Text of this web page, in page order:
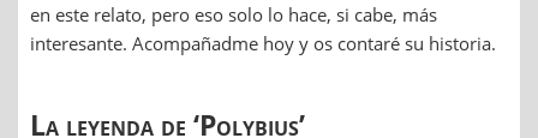
en este relato, pero eso solo lo hace, si cabe, más
interesante. Acompañadme hoy y os contaré su historia.
La leyenda de ‘Polybius’